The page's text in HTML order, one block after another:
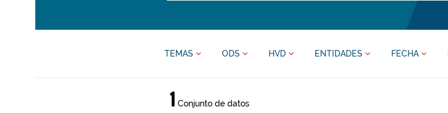
TEMAS ODS HVD ENTIDADES FECHA
1 Conjunto de datos